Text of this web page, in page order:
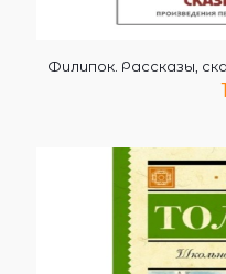
Филипок. Рассказы,